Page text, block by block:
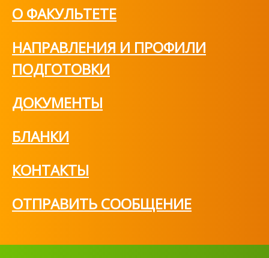
О ФАКУЛЬТЕТЕ
НАПРАВЛЕНИЯ И ПРОФИЛИ
ПОДГОТОВКИ
ДОКУМЕНТЫ
БЛАНКИ
КОНТАКТЫ
ОТПРАВИТЬ СООБЩЕНИЕ